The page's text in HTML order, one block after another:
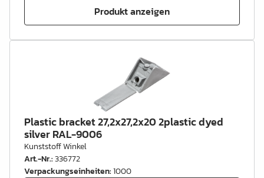
Produkt anzeigen
Plastic bracket 27,2x27,2x20 2plastic dyed
silver RAL-9006
Kunststoff Winkel
Art.-Nr.:336772
Verpackungseinheiten:1000